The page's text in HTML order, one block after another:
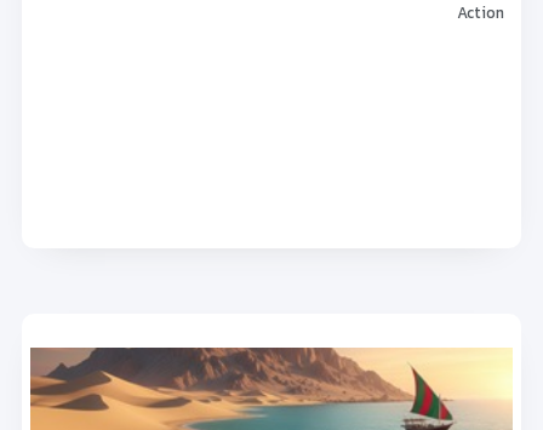
Action